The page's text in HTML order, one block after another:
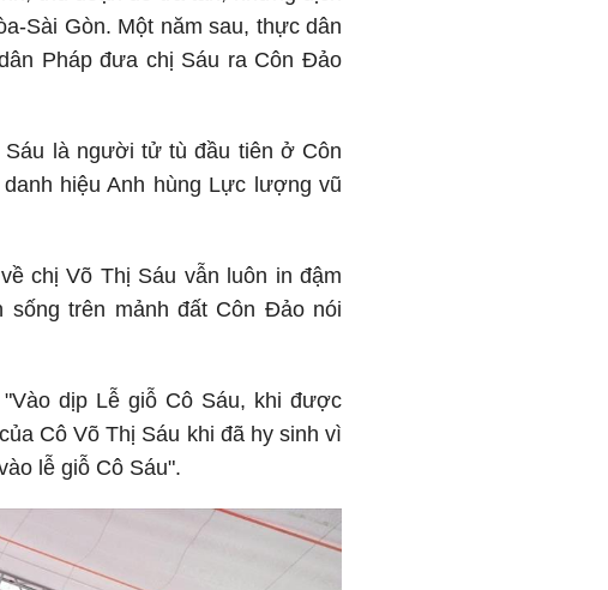
Sài Gòn. Một năm sau, thực dân
Pháp đưa chị Sáu ra Côn Đảo
là người tử tù đầu tiên ở Côn
hiệu Anh hùng Lực lượng vũ
chị Võ Thị Sáu vẫn luôn in đậm
trên mảnh đất Côn Đảo nói
dịp Lễ giỗ Cô Sáu, khi được
Cô Võ Thị Sáu khi đã hy sinh vì
lễ giỗ Cô Sáu".